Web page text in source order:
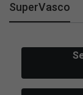
SuperVasco